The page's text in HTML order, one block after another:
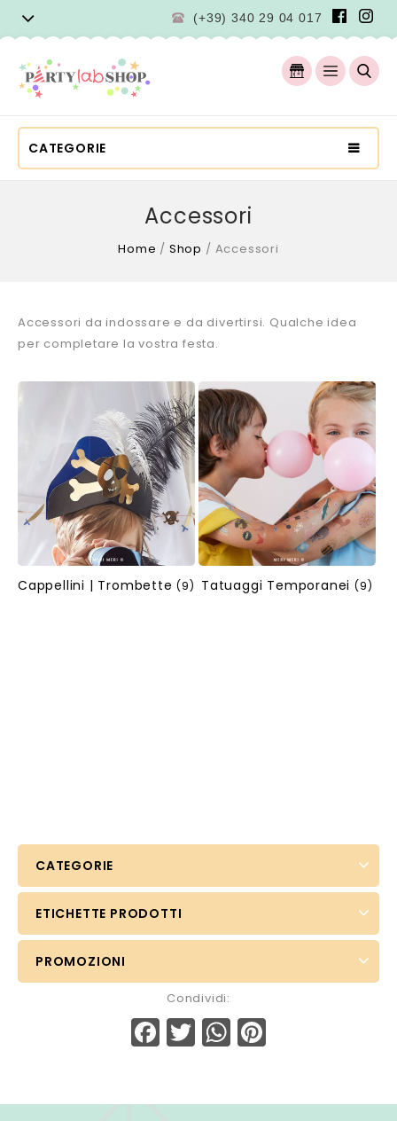
(+39) 340 29 04 017
CATEGORIE
Accessori
Home / Shop / Accessori
Accessori da indossare e da divertirsi. Qualche idea
per completare la vostra festa.
Cappellini | Trombette(9) Tatuaggi Temporanei (9)
CATEGORIE
ETICHETTE PRODOTTI
PROMOZIONI
Condividi:
Facebook
TwitterWhatsApp